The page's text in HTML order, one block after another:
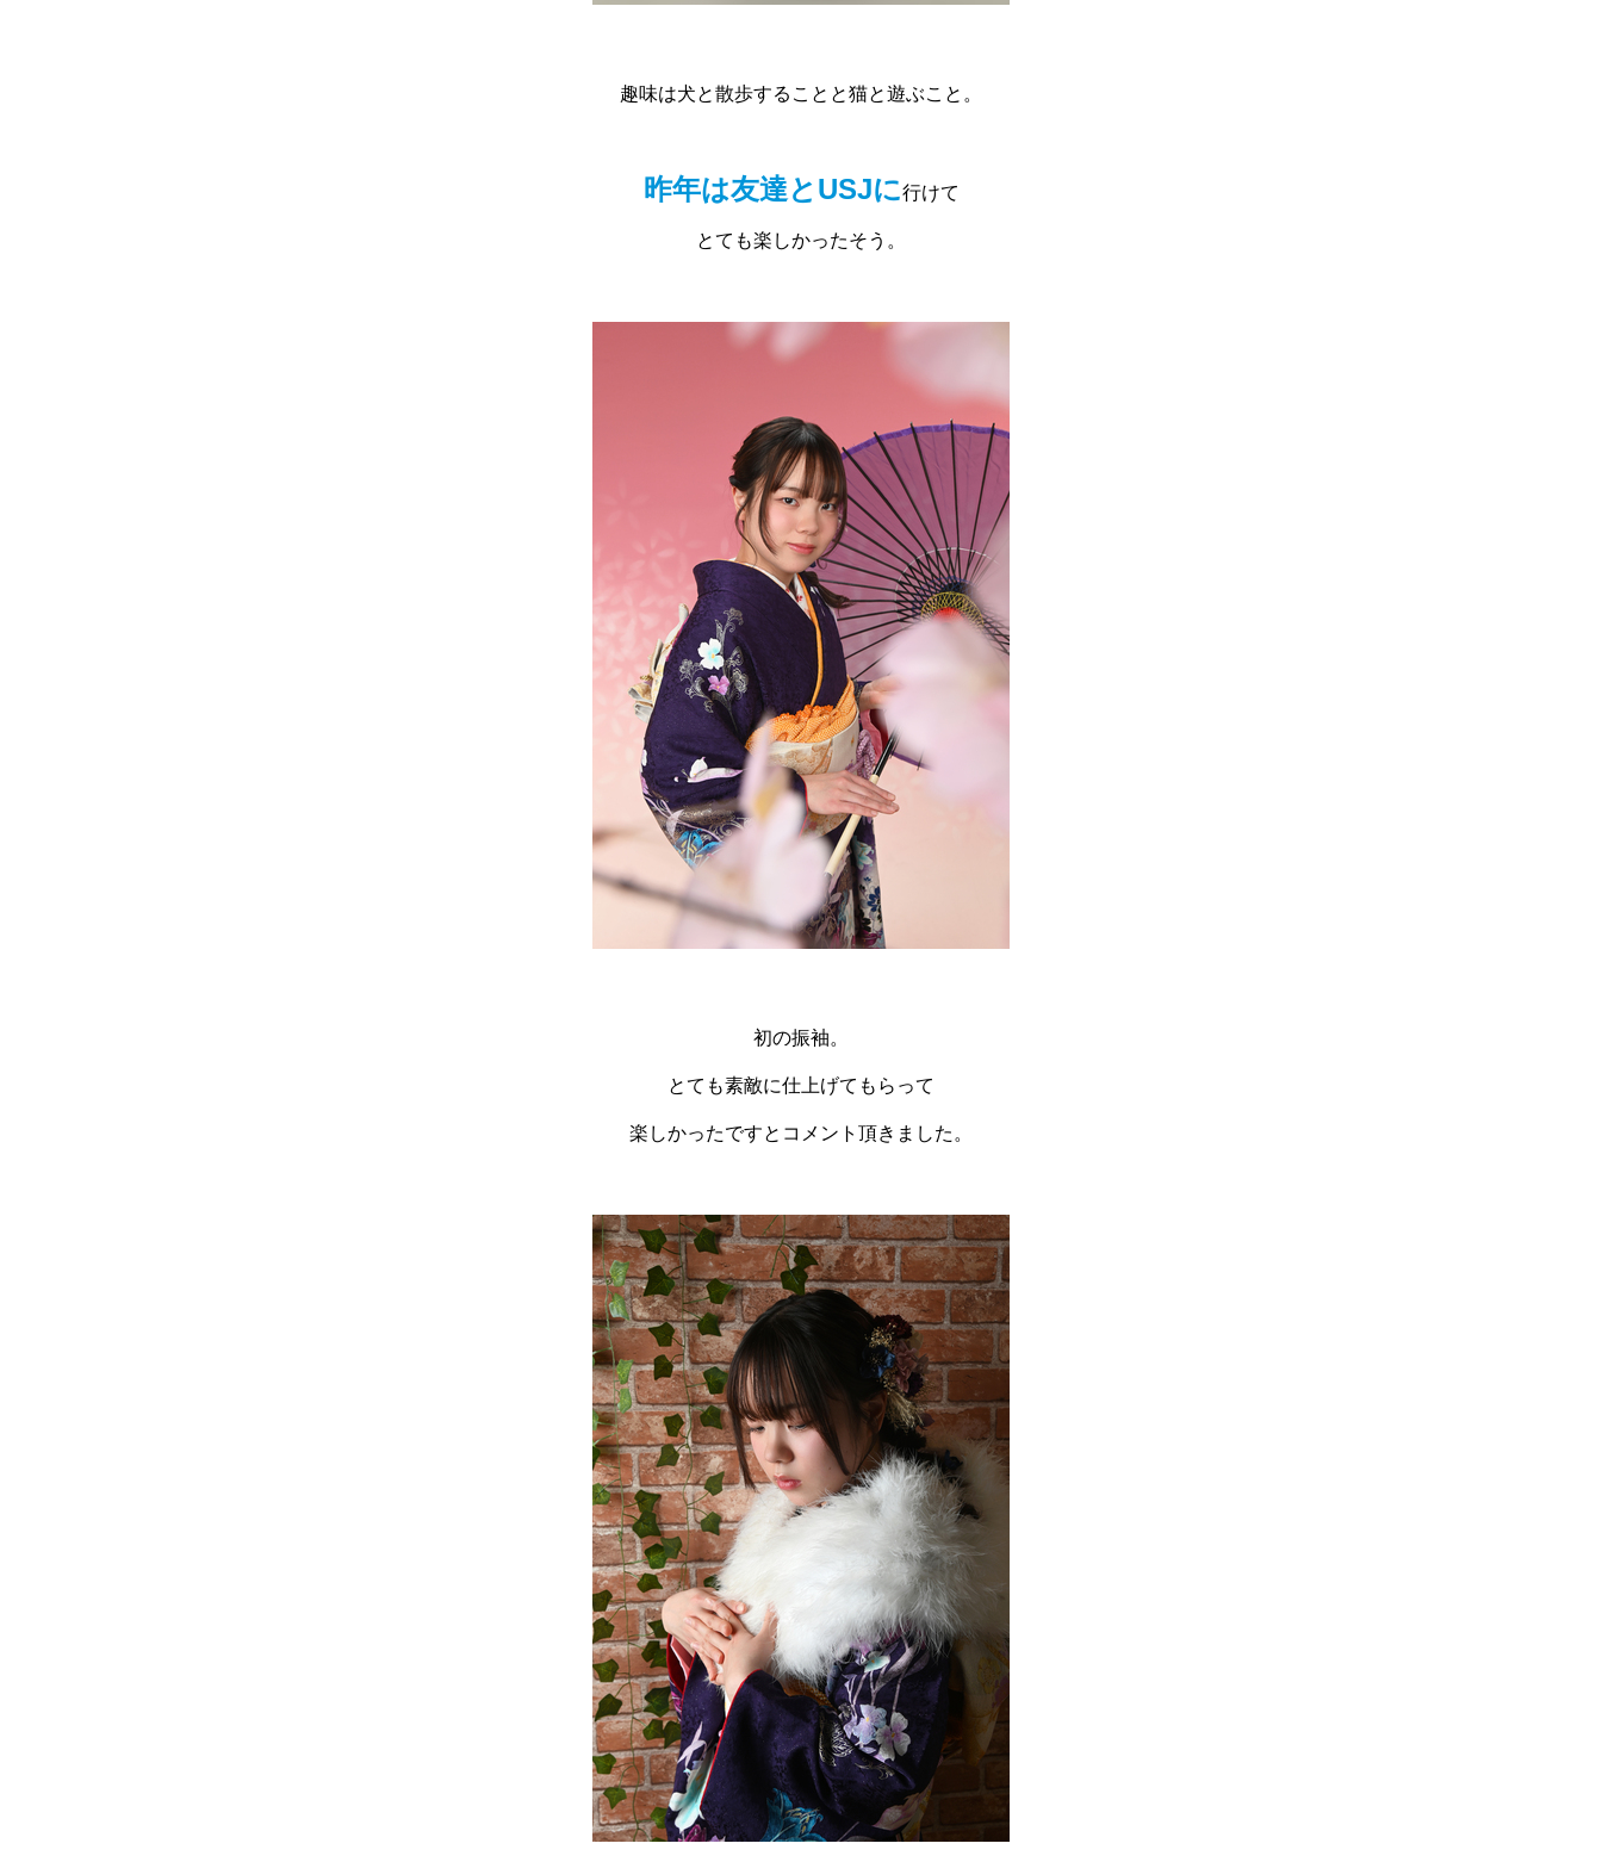
趣味は犬と散歩することと猫と遊ぶこと。
昨年は友達とUSJに行けて
とても楽しかったそう。
初の振袖。
とても素敵に仕上げてもらって
楽しかったですとコメント頂きました。